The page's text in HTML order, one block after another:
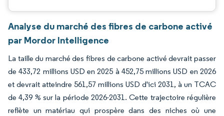
Analyse du marché des fibres de carbone activé
par Mordor Intelligence
La taille du marché des fibres de carbone activé devrait passer
de 433,72 millions USD en 2025 à 452,75 millions USD en 2026
et devrait atteindre 561,57 millions USD d'ici 2031, à un TCAC
de 4,39 % sur la période 2026-2031. Cette trajectoire régulière
reflète un matériau qui prospère dans des niches où une